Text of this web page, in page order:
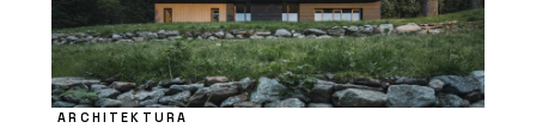
ARCHITEKTURA